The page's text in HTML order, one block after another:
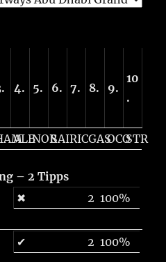
4. 5. 6. 7. 8. 9.
10
.
ALBNORSAIRICGASOCOSTR
– 2 Tipps
✖ 2 100%
✔ 2 100%